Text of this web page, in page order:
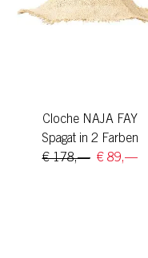
Cloche NAJA FAY
Spagat in 2 Farben
€ 178,— € 89,—